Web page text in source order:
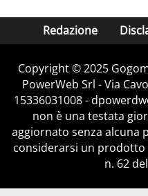
Redazione
Copyright © 2025
PowerWeb Srl - Via
15336031008 -
non è una testata
aggiornato senza alcuna
considerarsi un prodotto
n. 62